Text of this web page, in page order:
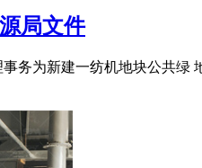
局文件
务为新建一纺机地块公共